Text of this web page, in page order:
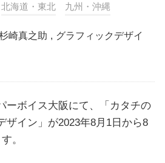
北海道・東北 九州・沖縄
崎真之助 , グラフィックデザイ
ーボイス大阪にて、「カタチの
イン」が2023年8月1日から8
。